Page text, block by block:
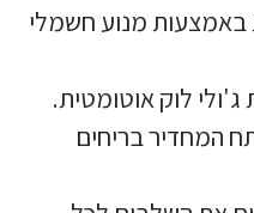
באמצעות מנוע חשמלי
לוק אוטומטית.
המחדיר בריחים